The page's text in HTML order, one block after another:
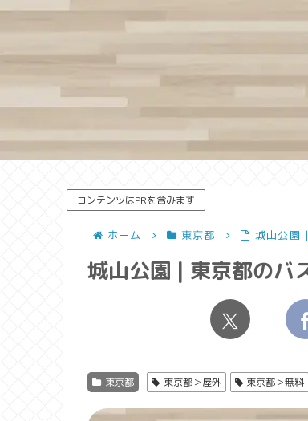
コンテンツはPRを含みます
ホーム 東京都 城山公園
城山公園 | 東京都のバ
東京都 東京都＞屋外 東京都＞無料